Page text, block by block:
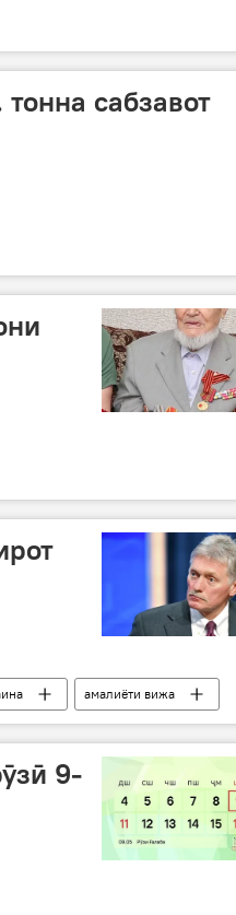
сабзавот
амалиёти вижа
9-